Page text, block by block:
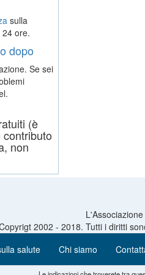
sulla
ore.
dopo
Se sei
(è
non
2002 - 2018. Tutti i diritti
salute Chi siamo